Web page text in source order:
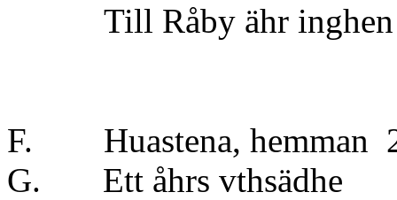
Till Råby ähr inghen
F. Huastena, hemman
G. Ett åhrs